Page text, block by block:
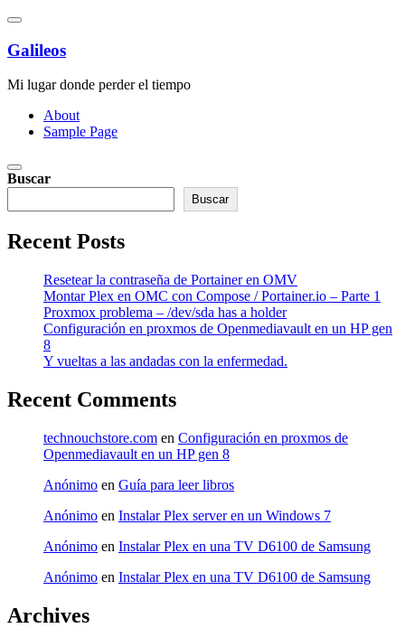
Saltar
contenido
Galileos
Mi lugar donde perder el tiempo
About
Sample Page
Buscar
Buscar
Recent Posts
Resetear la contraseña de Portainer en OMV
Montar Plex en OMC con Compose / Portainer.io – Parte 1
Proxmox problema – /dev/sda has a holder
Configuración en proxmos de Openmediavault en un HP gen
8
Y vueltas a las andadas con la enfermedad.
Recent Comments
technouchstore.com en Configuración en proxmos de
Openmediavault en un HP gen 8
Anónimo en Guía para leer libros
Anónimo en Instalar Plex server en un Windows 7
Anónimo en Instalar Plex en una TV D6100 de Samsung
Anónimo en Instalar Plex en una TV D6100 de Samsung
Archives